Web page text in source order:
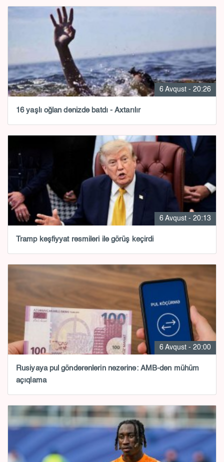
6 Avqust - 20:26
16 yaşlı oğlan dənizdə batdı - Axtarılır
6 Avqust - 20:13
Tramp kəşfiyyat rəsmiləri ilə görüş keçirdi
6 Avqust - 20:00
Rusiyaya pul göndərənlərin nəzərinə: AMB-dən mühüm
açıqlama